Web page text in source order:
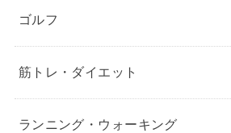
ゴルフ
筋トレ・ダイエット
ランニング・ウォーキング